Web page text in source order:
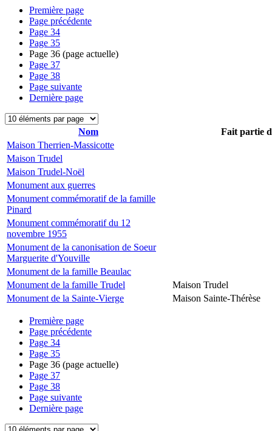
Première page
Page précédente
Page 34
Page 35
Page 36 (page actuelle)
Page 37
Page 38
Page suivante
Dernière page
Nom
Fait partie
Maison Therrien-Massicotte
Maison Trudel
Maison Trudel-Noël
Monument aux guerres
Monument commémoratif de la famille
Pinard
Monument commémoratif du 12
novembre 1955
Monument de la canonisation de Soeur
Marguerite d'Youville
Monument de la famille Beaulac
Monument de la famille Trudel
Maison Trudel
Monument de la Sainte-Vierge
Maison Sainte-Thérèse
Première page
Page précédente
Page 34
Page 35
Page 36 (page actuelle)
Page 37
Page 38
Page suivante
Dernière page